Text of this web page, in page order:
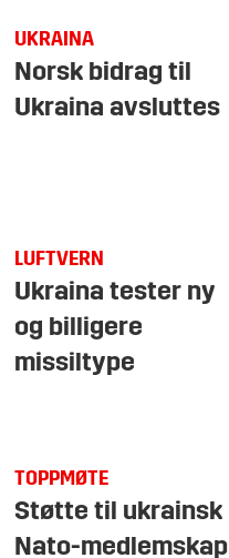
UKRAINA
Norsk bidrag til
Ukraina avsluttes
LUFTVERN
Ukraina tester ny
og billigere
missiltype
TOPPMØTE
Støtte til ukrainsk
Nato-medlemskap